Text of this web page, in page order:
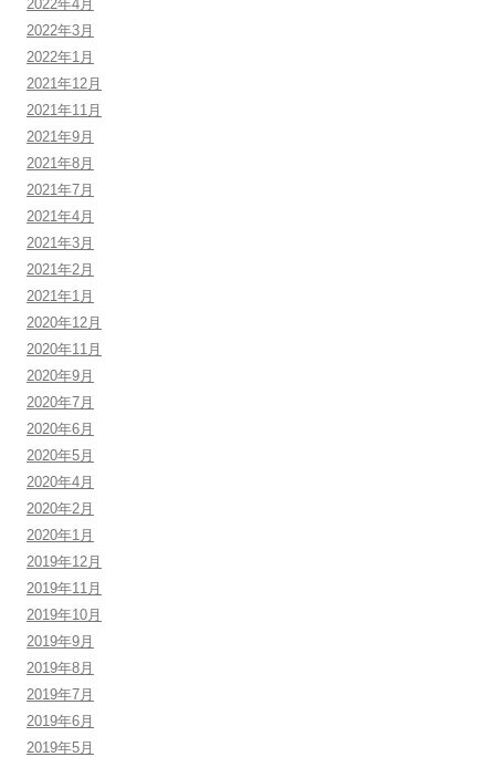
2022年4月
2022年3月
2022年1月
2021年12月
2021年11月
2021年9月
2021年8月
2021年7月
2021年4月
2021年3月
2021年2月
2021年1月
2020年12月
2020年11月
2020年9月
2020年7月
2020年6月
2020年5月
2020年4月
2020年2月
2020年1月
2019年12月
2019年11月
2019年10月
2019年9月
2019年8月
2019年7月
2019年6月
2019年5月